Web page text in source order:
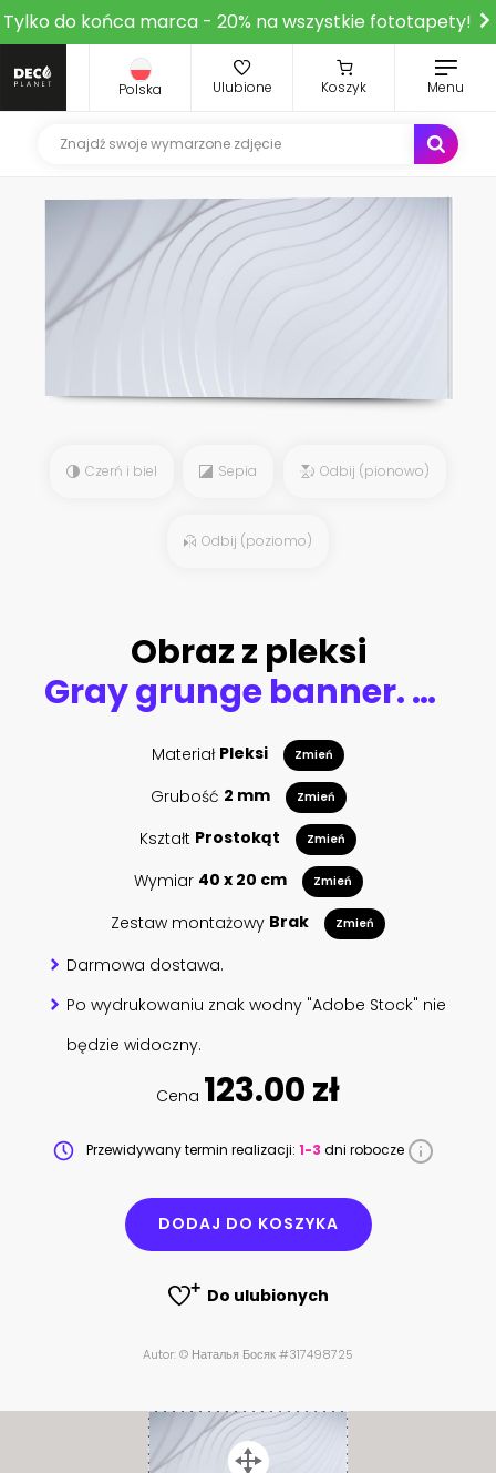
Tylko do końca marca - 20% na wszystkie fototapety!
Polska Ulubione Koszyk Menu
Czerń i biel Sepia Odbij (pionowo)
Odbij (poziomo)
Obraz z pleksi
Gray grunge banner. Abstract stone background. The texture of the stone wall. Close-up. Light gray rock backdrop.
Materiał Pleksi Zmień
Grubość 2 mm Zmień
Kształt Prostokąt Zmień
Wymiar 40 x 20 cm Zmień
Zestaw montażowy Brak Zmień
Darmowa dostawa.
Po wydrukowaniu znak wodny "Adobe Stock" nie
będzie widoczny.
Cena 123.00 zł
Przewidywany termin realizacji: 1-3 dni robocze
DODAJ DO KOSZYKA
Do ulubionych
Autor: © Наталья Босяк #317498725